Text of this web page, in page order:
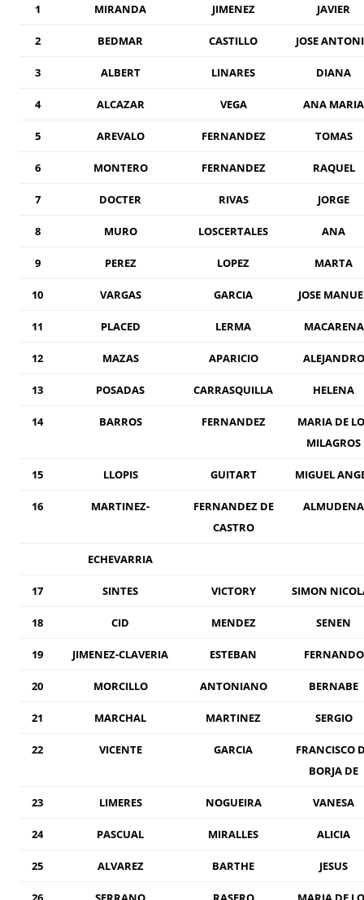
1 MIRANDA JIMENEZ JAVIER
2 BEDMAR CASTILLO JOSE
3 ALBERT LINARES DIANA
4 ALCAZAR VEGA ANA MARIA
5 AREVALO FERNANDEZ TOMAS
6 MONTERO FERNANDEZ RAQUEL
7 DOCTER RIVAS JORGE
8 MURO LOSCERTALES ANA
9 PEREZ LOPEZ MARTA
10 VARGAS GARCIA JOSE
11 PLACED LERMA MACARENA
12 MAZAS APARICIO ALEJANDRO
13 POSADAS CARRASQUILLA HELENA
14 BARROS FERNANDEZ
MARIA DE
MILAGROS
15 LLOPIS GUITART MIGUEL
16 MARTINEZ-
FERNANDEZ DE
CASTRO
ALMUDENA
ECHEVARRIA
17 SINTES VICTORY SIMON
18 CID MENDEZ SENEN
19 JIMENEZ-CLAVERIA ESTEBAN FERNANDO
20 MORCILLO ANTONIANO BERNABE
21 MARCHAL MARTINEZ SERGIO
22 VICENTE GARCIA
FRANCISCO
BORJA DE
23 LIMERES NOGUEIRA VANESA
24 PASCUAL MIRALLES ALICIA
25 ALVAREZ BARTHE JESUS